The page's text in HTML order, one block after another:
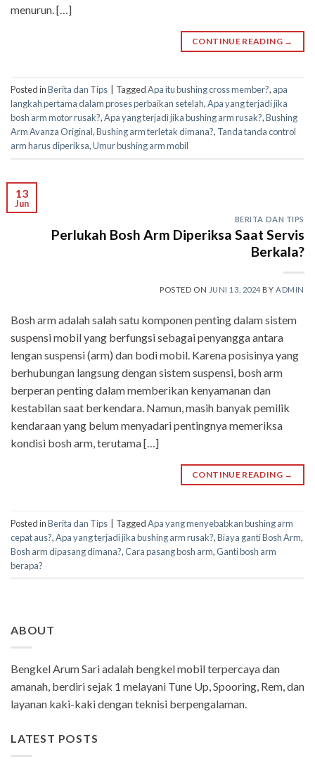
menurun. […]
CONTINUE READING →
Posted inBerita dan Tips TaggedApa itu bushing cross member?, apa
langkah pertama dalam proses perbaikan setelah,Apa yang terjadi jika
bosh arm motor rusak?,Apa yang terjadi jika bushing arm rusak?,Bushing
Arm Avanza Original,Bushing arm terletak dimana?, Tanda tanda control
arm harus diperiksa,Umur bushing arm mobil
13
Jun
BERITA DAN TIPS
Perlukah Bosh Arm Diperiksa Saat Servis
Berkala?
POSTED ON JUNI 13, 2024 BYADMIN
Bosh arm adalah salah satu komponen penting dalam sistem
suspensi mobil yang berfungsi sebagai penyangga antara
lengan suspensi (arm) dan bodi mobil. Karena posisinya yang
berhubungan langsung dengan sistem suspensi, bosh arm
berperan penting dalam memberikan kenyamanan dan
kestabilan saat berkendara. Namun, masih banyak pemilik
kendaraan yang belum menyadari pentingnya memeriksa
kondisi bosh arm, terutama […]
CONTINUE READING →
Posted inBerita dan Tips TaggedApa yang menyebabkan bushing arm
cepat aus?,Apa yang terjadi jika bushing arm rusak?,Biaya ganti Bosh Arm,
Bosh arm dipasang dimana?,Cara pasang bosh arm,Ganti bosh arm
berapa?
ABOUT
Bengkel Arum Sari adalah bengkel mobil terpercaya dan
amanah, berdiri sejak 1 melayani Tune Up, Spooring, Rem, dan
layanan kaki-kaki dengan teknisi berpengalaman.
LATEST POSTS